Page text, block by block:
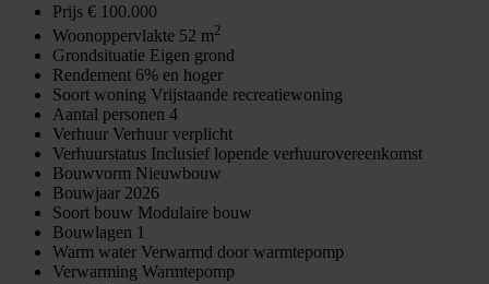
Prijs € 100.000
Woonoppervlakte 52 m2
Grondsituatie Eigen grond
Rendement 6% en hoger
Soort woning Vrijstaande recreatiewoning
Aantal personen 4
Verhuur Verhuur verplicht
Verhuurstatus Inclusief lopende verhuurovereenkomst
Bouwvorm Nieuwbouw
Bouwjaar 2026
Soort bouw Modulaire bouw
Bouwlagen 1
Warm water Verwarmd door warmtepomp
Verwarming Warmtepomp